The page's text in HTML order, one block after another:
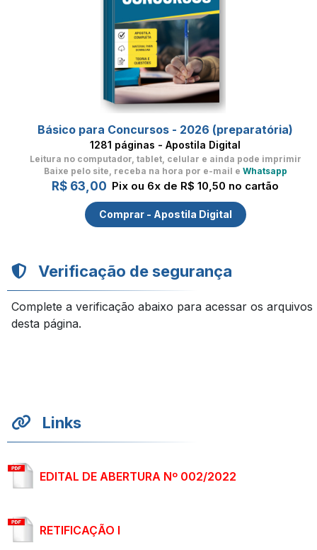
Básico para Concursos - 2026 (preparatória)
1281 páginas - Apostila Digital
Leitura no computador, tablet, celular e ainda pode imprimir
Baixe pelo site, receba na hora por e-mail e Whatsapp
R$ 63,00 Pix ou 6x de R$ 10,50 no cartão
Comprar - Apostila Digital
Verificação de segurança
Complete a verificação abaixo para acessar os arquivos
desta página.
Links
EDITAL DE ABERTURA Nº 002/2022
RETIFICAÇÃO I